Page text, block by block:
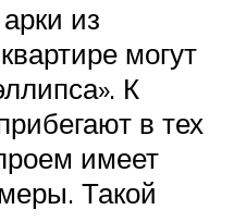
из
могут
К
в тех
имеет
Такой